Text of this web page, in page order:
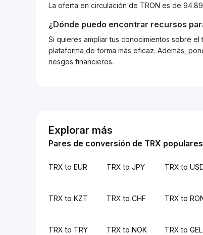
La oferta en circulación de TRON es de
¿Dónde puedo encontrar recursos
Si quieres ampliar tus conocimientos sobre
plataforma de forma más eficaz. Además,
riesgos financieros.
Explorar más
Pares de conversión de TRX populares
TRX to EUR TRX to JPY TRX to
TRX to KZT TRX to CHF TRX to
TRX to TRY TRX to NOK TRX to GEL